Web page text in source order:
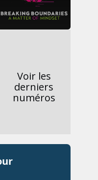
Voir les
derniers
numéros